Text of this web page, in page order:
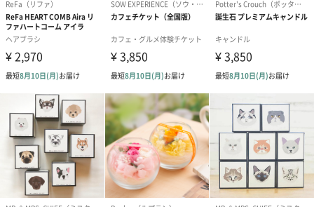
結婚祝い（御結婚御
祝）（110円）
出産祝い（御出産御
祝）（110円）
内祝い_蝶結
（110円）
結婚祝いちょい足しギフト
結婚祝いギフトへの＋αにおすすめです。新生活を彩るギフトオプ
ションをご用意いたしました。
商品と同梱してお届けいたします。